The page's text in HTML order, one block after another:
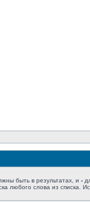
быть в результатах, и -
любого слова из списка.